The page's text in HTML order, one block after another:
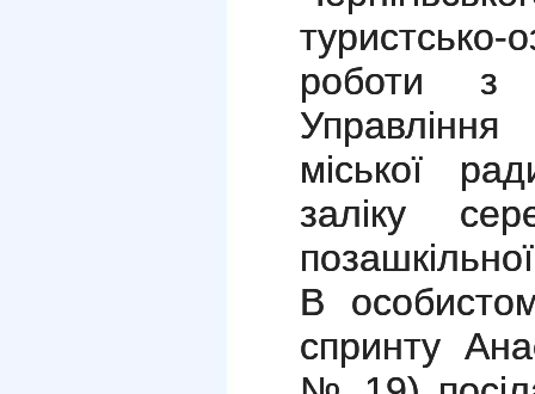
туристсько-
роботи з
Управління
міської
заліку
В
спринту